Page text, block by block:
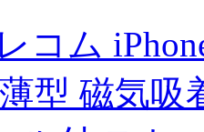
コム
型 磁気